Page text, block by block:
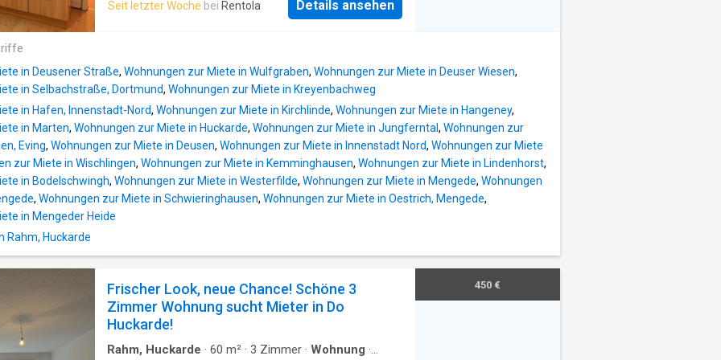
bieten ausreichend Platz für eine individuelle
einen Besichtigungstermin mit uns. Wir freuen uns a
komplett ausgestattete Einbauküche gehört
Seit letzter Woche bei Rentola Details ansehen
in Deusener Straße, Wohnungen zur Miete in Wulfgraben, Wohnungen zur Miete in Deuser Wiesen,
in Selbachstraße, Dortmund, Wohnungen zur Miete in Kreyenbachweg
in Hafen, Innenstadt-Nord, Wohnungen zur Miete in Kirchlinde, Wohnungen zur Miete in Hangeney,
in Marten, Wohnungen zur Miete in Huckarde, Wohnungen zur Miete in Jungferntal , Wohnungen zur
Eving, Wohnungen zur Miete in Deusen, Wohnungen zur Miete in Innenstadt Nord, Wohnungen zur Miete
zur Miete in Wischlingen, Wohnungen zur Miete in Kemminghausen, Wohnungen zur Miete in Lindenhorst,
in Bodelschwingh, Wohnungen zur Miete in Westerfilde, Wohnungen zur Miete in Mengede, Wohnungen
, Wohnungen zur Miete in Schwieringhausen, Wohnungen zur Miete in Oestrich, Mengede,
in Mengeder Heide
Rahm, Huckarde
Frischer Look, neue Chance! Schöne 3
Zimmer Wohnung sucht Mieter in Do
Huckarde!
Rahm, Huckarde · 60 m² · 3 Zimmer · Wohnung ·
450 €